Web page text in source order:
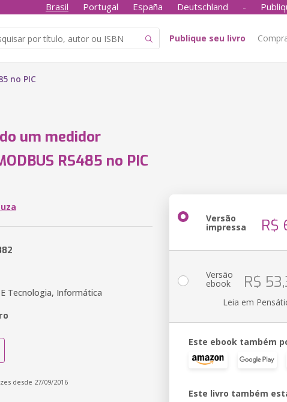
Brasil Portugal España Deutschland -
Publique seu livro
no PIC
um medidor
RS485 no PIC
Tecnologia, Informática
desde 27/09/2016
Versão
impressa R$
Versão
ebook R$
Leia em
Este ebook também
Este livro também